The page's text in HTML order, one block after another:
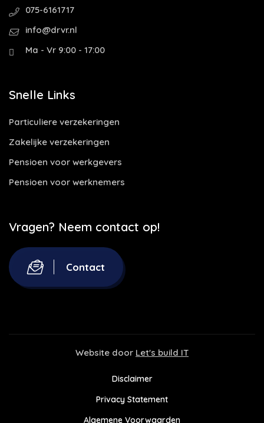
075-6161717
info@drvr.nl
Ma - Vr 9:00 - 17:00
Snelle Links
Particuliere verzekeringen
Zakelijke verzekeringen
Pensioen voor werkgevers
Pensioen voor werknemers
Vragen? Neem contact op!
Contact
Website door Let's build IT
Disclaimer
Privacy Statement
Algemene Voorwaarden